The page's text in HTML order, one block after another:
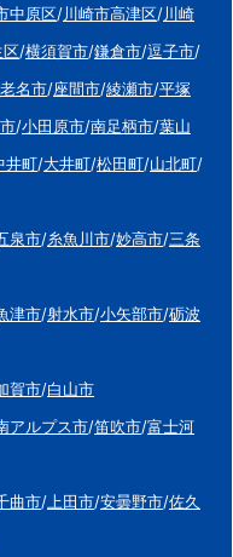
中原区/川崎市高津区/川崎
区/横須賀市/鎌倉市/逗子市/
名市/座間市/綾瀬市/平塚
/小田原市/南足柄市/葉山
井町/大井町/松田町/山北町/
泉市/糸魚川市/妙高市/三条
津市/射水市/小矢部市/砺波
賀市/白山市
アルプス市/笛吹市/富士河
曲市/ 上田市/安曇野市/佐久